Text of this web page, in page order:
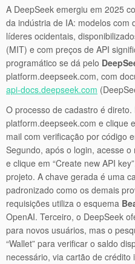
A DeepSeek emergiu em 2025
da indústria de IA: modelos com
líderes ocidentais,
(MIT) e com preços de API
programático se dá pelo
platform.deepseek.com, com
api-docs.deepseek.com
O processo de cadastro é direto.
platform.deepseek.com e clique
mail com verificação por código
Segundo, após o login, acesse o
e clique em “Create new API
projeto. A chave gerada é uma
padronizado como os demais
requisições utiliza o esquema
OpenAI. Terceiro, o DeepSeek
para novos usuários, mas o
“Wallet” para verificar o saldo
necessário, via cartão de crédito